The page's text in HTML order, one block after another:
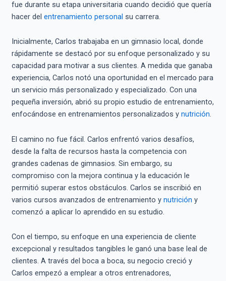
fue durante su etapa universitaria cuando decidió que quería
hacer del entrenamiento personal su carrera.
Inicialmente, Carlos trabajaba en un gimnasio local, donde
rápidamente se destacó por su enfoque personalizado y su
capacidad para motivar a sus clientes. A medida que ganaba
experiencia, Carlos notó una oportunidad en el mercado para
un servicio más personalizado y especializado. Con una
pequeña inversión, abrió su propio estudio de entrenamiento,
enfocándose en entrenamientos personalizados y nutrición.
El camino no fue fácil. Carlos enfrentó varios desafíos,
desde la falta de recursos hasta la competencia con
grandes cadenas de gimnasios. Sin embargo, su
compromiso con la mejora continua y la educación le
permitió superar estos obstáculos. Carlos se inscribió en
varios cursos avanzados de entrenamiento y nutrición y
comenzó a aplicar lo aprendido en su estudio.
Con el tiempo, su enfoque en una experiencia de cliente
excepcional y resultados tangibles le ganó una base leal de
clientes. A través del boca a boca, su negocio creció y
Carlos empezó a emplear a otros entrenadores,